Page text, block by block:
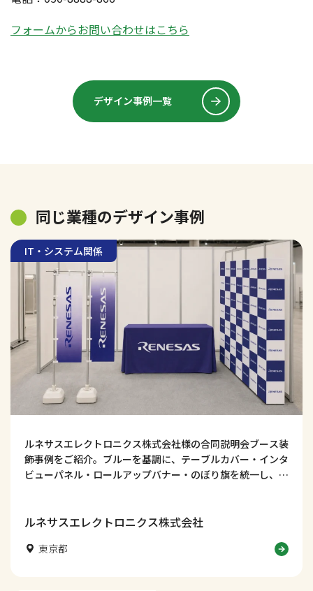
フォームからお問い合わせはこちら
デザイン事例一覧
同じ業種のデザイン事例
IT・システム関係
ルネサスエレクトロニクス株式会社様の合同説明会ブース装
飾事例をご紹介。ブルーを基調に、テーブルカバー・インタ
ビューパネル・ロールアップバナー・のぼり旗を統一し、技
解説します。
ルネサスエレクトロニクス株式会社
東京都